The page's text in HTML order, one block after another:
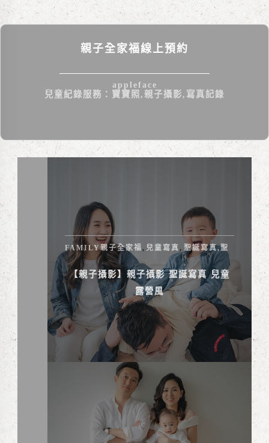
親子全家福線上預約
appleface
兒童紀錄服務：寶寶照,親子攝影,寫真記錄
FAMILY親子全家福, 兒童寫真, 聖誕寫真,聖
誕親子攝影
【親子攝影】親子攝影 聖誕寫真 兒童
露營風